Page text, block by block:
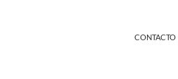
CONTACTO